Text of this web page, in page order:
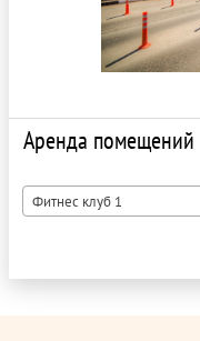
Аренда помещений
Фитнес клуб 1